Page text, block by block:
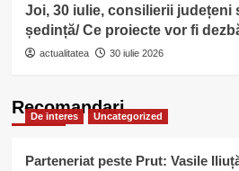
Joi, 30 iulie, consilierii județeni
ședință/ Ce proiecte vor fi
actualitatea 30 iulie 2026
Recomandari
De interes Uncategorized
Parteneriat peste Prut: Vasile